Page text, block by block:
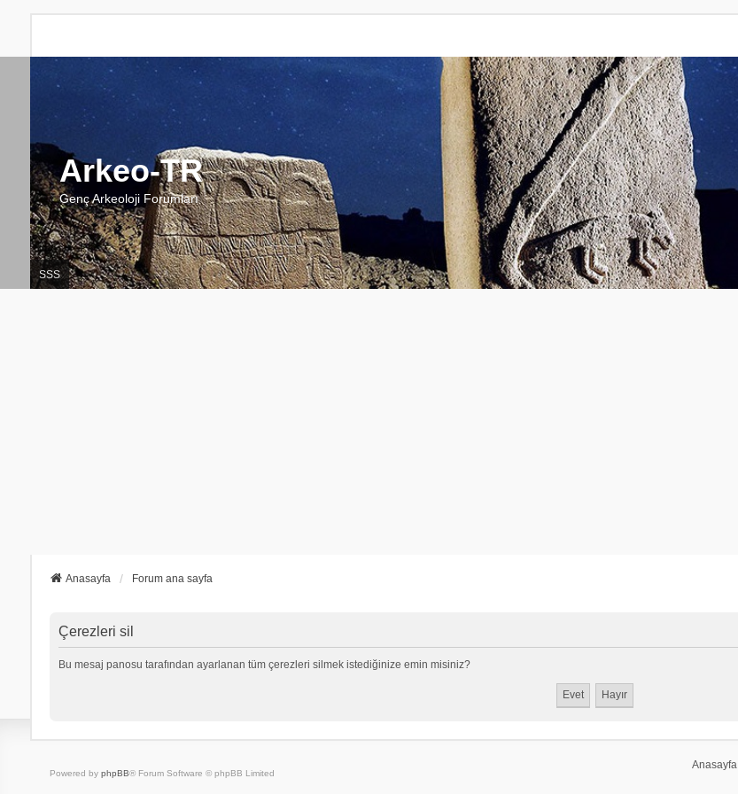
Arkeo-TR
Genç Arkeoloji Forumları
SSS
Anasayfa Forum ana sayfa
Çerezleri sil
Bu mesaj panosu tarafından ayarlanan tüm çerezleri silmek istediğinize emin misiniz?
Anasayfa
Powered by phpBB® Forum Software © phpBB Limited